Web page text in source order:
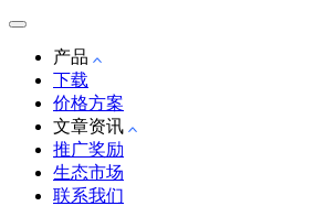
产品
下载
价格方案
文章资讯
推广奖励
生态市场
联系我们